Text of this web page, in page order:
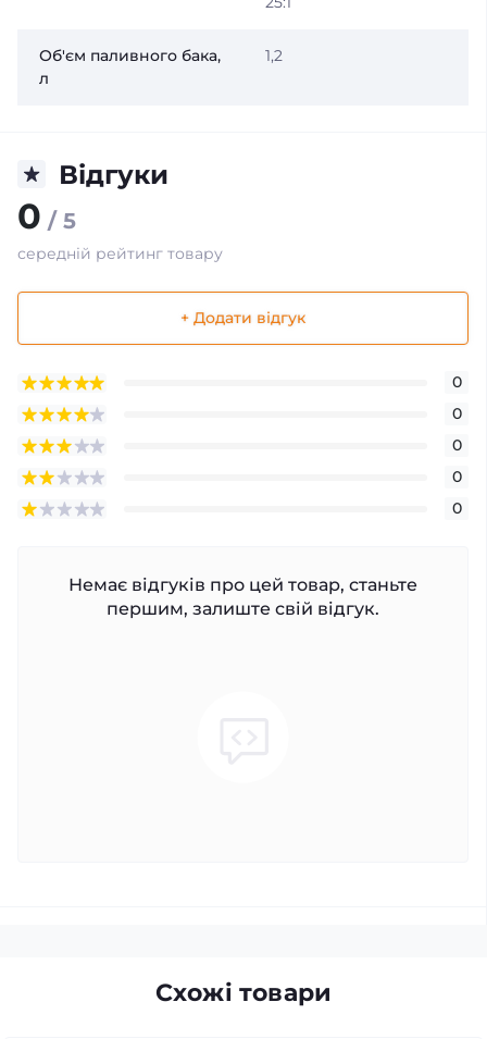
Об'єм паливного бака,
л
1,2
Відгуки
0 / 5
середній рейтинг товару
+ Додати відгук
0
0
0
0
0
Немає відгуків про цей товар, станьте
першим, залиште свій відгук.
Схожі товари